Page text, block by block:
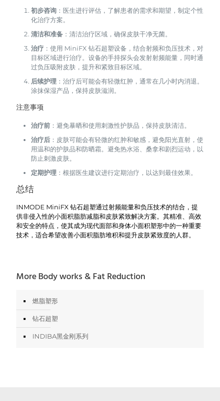
初步咨询 ：医生进行评估，了解患者的需求和期望，制定个性
化治疗方案。
清洁和准备 ：清洁治疗区域，确保皮肤干净无菌。
治疗 ：使用 MiniFX 钻石超塑设备，结合射频和负压技术，对
目标区域进行治疗。设备的手持探头会发射射频能量，同时通
过负压吸附皮肤，提升和紧致目标区域。
后续护理 ：治疗后可能会有轻微红肿，通常在几小时内消退。
涂抹保湿产品，保持皮肤滋润。
注意事项
治疗前 ：避免暴晒和使用刺激性护肤品，保持皮肤清洁。
治疗后 ：皮肤可能会有轻微的红肿和敏感，避免阳光直射，使
用温和的护肤品和防晒霜。避免热水浴、桑拿和剧烈运动，以
防止刺激皮肤。
定期护理 ：根据医生建议进行定期治疗，以达到最佳效果。
总结
INMODE MiniFX 钻石超塑通过射频能量和负压技术的结合，提
供非侵入性的小面积脂肪减脂和皮肤紧致解决方案。其精准、高效
和安全的特点，使其成为现代面部和身体小面积塑形中的一种重要
技术，适合希望改善小面积脂肪堆积和提升皮肤紧致度的人群。
More Body works & Fat Reduction
燃脂塑形
钻石超塑
INDIBA黑金刚系列